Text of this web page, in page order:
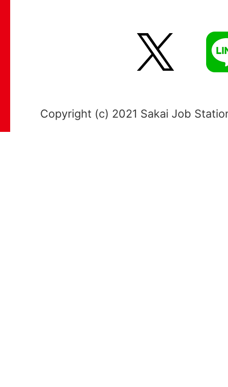
X
Copyright (c) 2021 Sakai Job